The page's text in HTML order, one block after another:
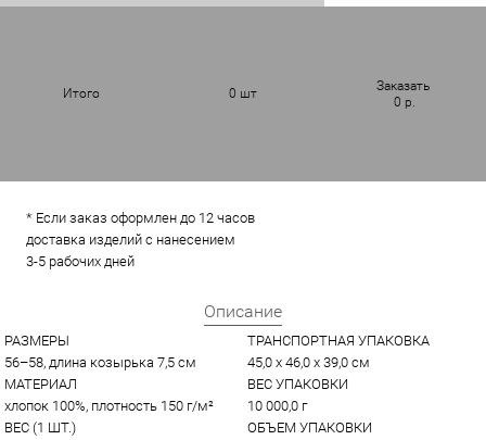
Итого 0 шт
Заказать
0 р.
* Если заказ оформлен до 12 часов
доставка изделий с нанесением
3-5 рабочих дней
Описание
РАЗМЕРЫ
56–58, длина козырька 7,5 см
МАТЕРИАЛ
хлопок 100%, плотность 150 г/м²
ВЕС (1 ШТ.)
ТРАНСПОРТНАЯ УПАКОВКА
45,0 x 46,0 x 39,0 см
ВЕС УПАКОВКИ
10 000,0 г
ОБЪЕМ УПАКОВКИ